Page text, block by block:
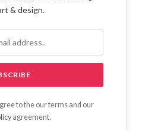
& design.
to the our terms and our
agreement.